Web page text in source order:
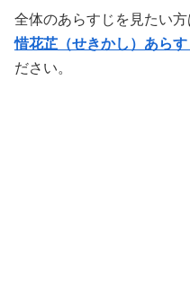
全体のあらすじを見たい方
惜花芷（せきかし）あら
ださい。